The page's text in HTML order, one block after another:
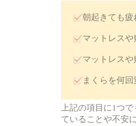
朝起きても疲
マットレス
マットレス
まくらを何
上記の項目に1つ
ていることや不安